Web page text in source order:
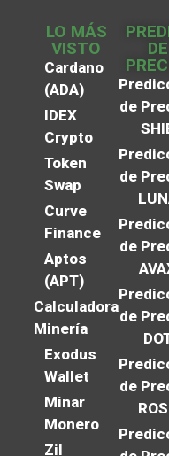
LO MÁS
VISTO
Cardano
(ADA)
IDEX
Crypto
Token
Swap
Curve
Finance
Aptos
(APT)
Calculadora
Minería
Exodus
Wallet
Minar
Monero
Zil
DE
de
de
de
de
de